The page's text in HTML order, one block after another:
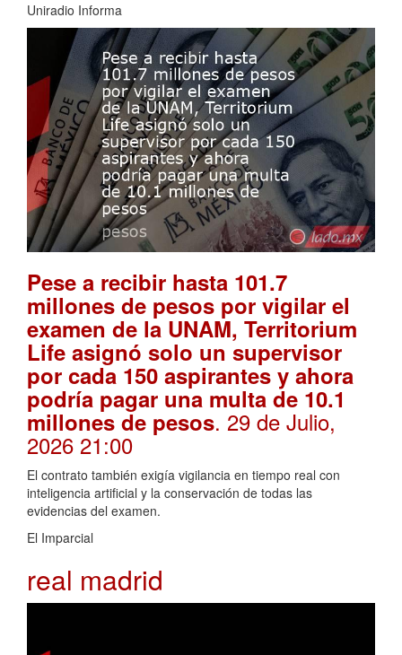
Uniradio Informa
Pese a recibir hasta 101.7
millones de pesos por vigilar el
examen de la UNAM, Territorium
Life asignó solo un supervisor
por cada 150 aspirantes y ahora
podría pagar una multa de 10.1
millones de pesos. 29 de Julio,
2026 21:00
El contrato también exigía vigilancia en tiempo real con
inteligencia artificial y la conservación de todas las
evidencias del examen.
El Imparcial
real madrid